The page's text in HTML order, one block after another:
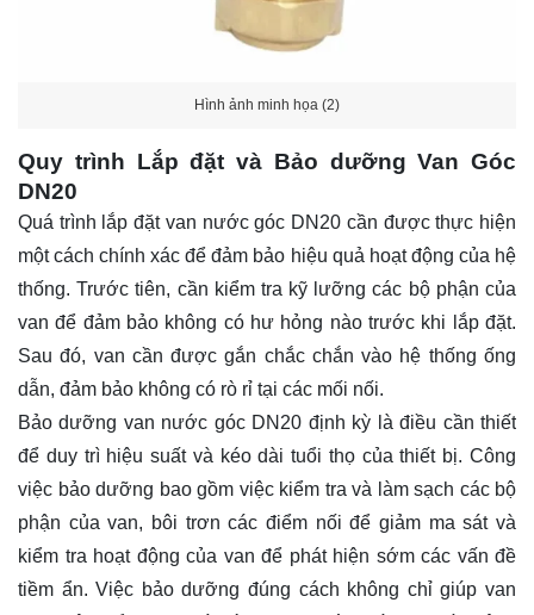
Hình ảnh minh họa (2)
Quy trình Lắp đặt và Bảo dưỡng Van Góc
DN20
Quá trình lắp đặt van nước góc DN20 cần được thực hiện
một cách chính xác để đảm bảo hiệu quả hoạt động của hệ
thống. Trước tiên, cần kiểm tra kỹ lưỡng các bộ phận của
van để đảm bảo không có hư hỏng nào trước khi lắp đặt.
Sau đó, van cần được gắn chắc chắn vào hệ thống ống
dẫn, đảm bảo không có rò rỉ tại các mối nối.
Bảo dưỡng van nước góc DN20 định kỳ là điều cần thiết
để duy trì hiệu suất và kéo dài tuổi thọ của thiết bị. Công
việc bảo dưỡng bao gồm việc kiểm tra và làm sạch các bộ
phận của van, bôi trơn các điểm nối để giảm ma sát và
kiểm tra hoạt động của van để phát hiện sớm các vấn đề
tiềm ẩn. Việc bảo dưỡng đúng cách không chỉ giúp van